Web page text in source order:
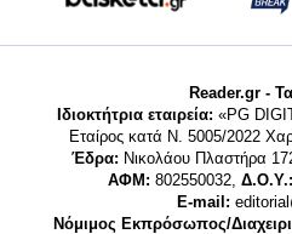
Reader.gr -
Ιδιοκτήτρια εταιρεία: «PG
Εταίρος κατά Ν. 5005/2022
Έδρα: Νικολάου Πλαστήρα
ΑΦΜ: 802550032, Δ.Ο.Υ.:
E-mail:
Νόμιμος Εκπρόσωπος/